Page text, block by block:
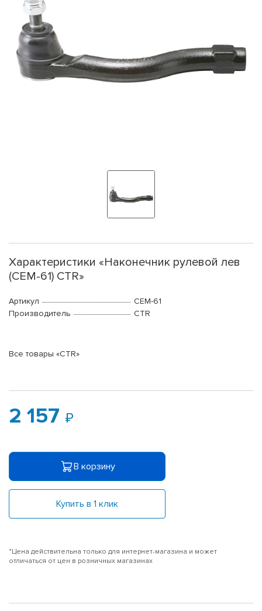
Характеристики «Наконечник рулевой лев
(CEM-61) CTR»
Артикул
CEM-61
Производитель
CTR
Все товары «CTR»
2 157
В корзину
Купить в 1 клик
*Цена действительна только для интернет-магазина и может
отличаться от цен в розничных магазинах